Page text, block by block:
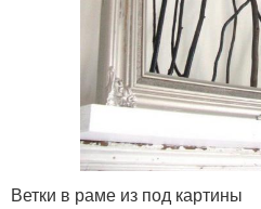
Ветки в раме из под картины